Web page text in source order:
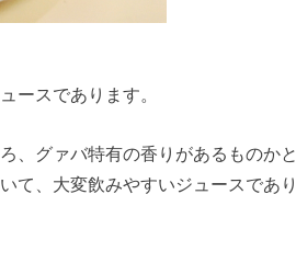
ースであります。
、グァバ特有の香りがあるものかと
て、大変飲みやすいジュースであり